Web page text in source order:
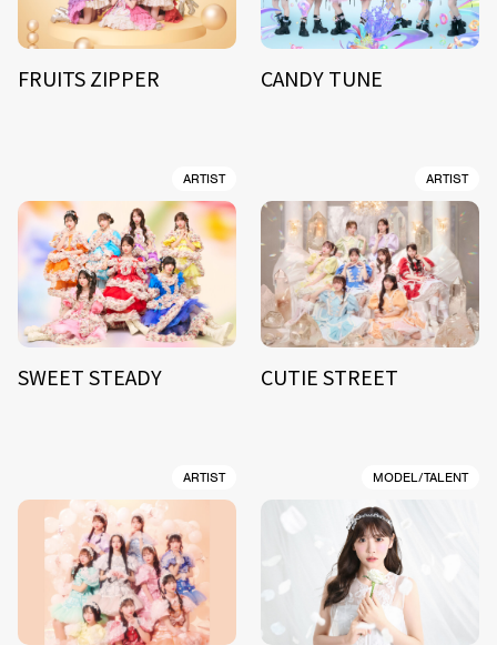
FRUITS ZIPPER CANDY TUNE
ARTIST
SWEET STEADY
ARTIST
CUTIE STREET
ARTIST MODEL/TALENT